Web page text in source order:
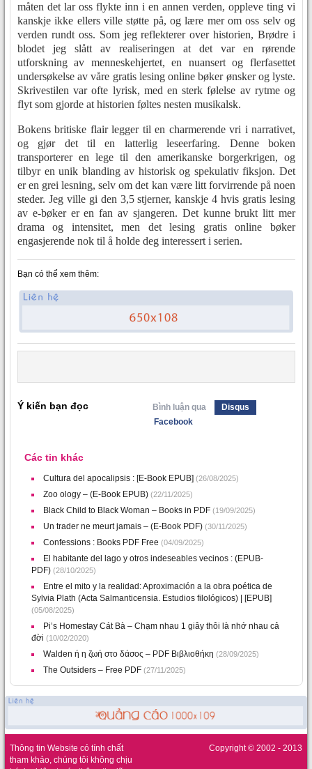
måten det lar oss flykte inn i en annen verden, oppleve ting vi
kanskje ikke ellers ville støtte på, og lære mer om oss selv og
verden rundt oss. Som jeg reflekterer over historien, Brødre i
blodet jeg slått av realiseringen at det var en rørende
utforskning av menneskehjertet, en nuansert og flerfasettet
undersøkelse av våre gratis lesing online bøker ønsker og lyste.
Skrivestilen var ofte lyrisk, med en sterk følelse av rytme og
flyt som gjorde at historien føltes nesten musikalsk.
Bokens britiske flair legger til en charmerende vri i narrativet,
og gjør det til en latterlig leseerfaring. Denne boken
transporterer en lege til den amerikanske borgerkrigen, og
tilbyr en unik blanding av historisk og spekulativ fiksjon. Det
er en grei lesning, selv om det kan være litt forvirrende på noen
steder. Jeg ville gi den 3,5 stjerner, kanskje 4 hvis gratis lesing
av e-bøker er en fan av sjangeren. Det kunne brukt litt mer
drama og intensitet, men det lesing gratis online bøker
engasjerende nok til å holde deg interessert i serien.
Bạn có thể xem thêm:
Ý kiến bạn đọc Bình luận qua
Disqus
Facebook
Các tin khác
Cultura del apocalipsis : [E-Book EPUB] (26/08/2025)
Zoo ology – (E-Book EPUB) (22/11/2025)
Black Child to Black Woman – Books in PDF (19/09/2025)
Un trader ne meurt jamais – (E-Book PDF) (30/11/2025)
Confessions : Books PDF Free (04/09/2025)
El habitante del lago y otros indeseables vecinos : (EPUB-
PDF) (28/10/2025)
Entre el mito y la realidad: Aproximación a la obra poética de
Sylvia Plath (Acta Salmanticensia. Estudios filológicos) | [EPUB]
(05/08/2025)
Pi’s Homestay Cát Bà – Chạm nhau 1 giây thôi là nhớ nhau cả
đời (10/02/2020)
Walden ή η ζωή στο δάσος – PDF Βιβλιοθήκη (28/09/2025)
The Outsiders – Free PDF (27/11/2025)
Thông tin Website có tính chất
tham khảo, chúng tôi không chịu
Copyright © 2002 - 2013